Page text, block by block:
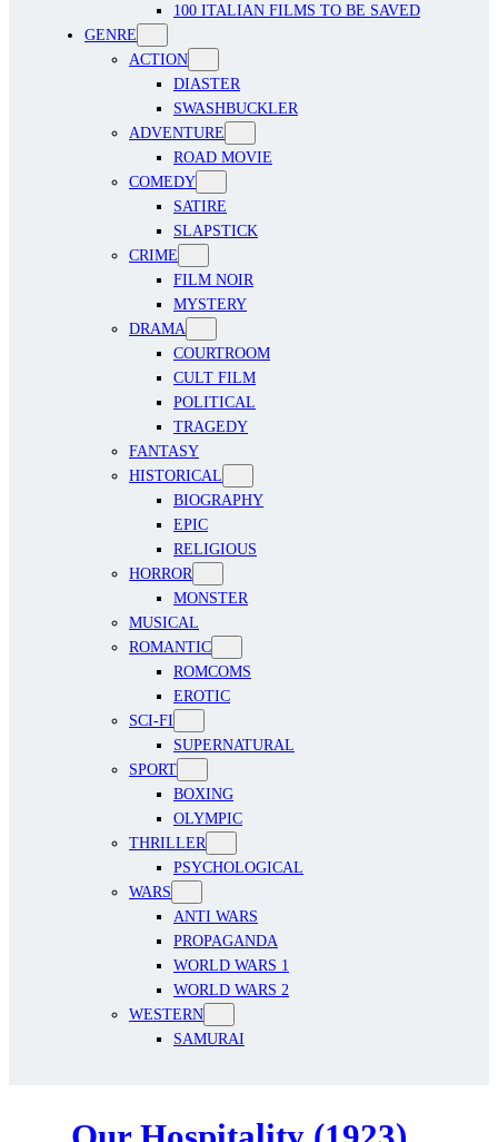
100 ITALIAN FILMS TO BE SAVED
GENRE
ACTION
DIASTER
SWASHBUCKLER
ADVENTURE
ROAD MOVIE
COMEDY
SATIRE
SLAPSTICK
CRIME
FILM NOIR
MYSTERY
DRAMA
COURTROOM
CULT FILM
POLITICAL
TRAGEDY
FANTASY
HISTORICAL
BIOGRAPHY
EPIC
RELIGIOUS
HORROR
MONSTER
MUSICAL
ROMANTIC
ROMCOMS
EROTIC
SCI-FI
SUPERNATURAL
SPORT
BOXING
OLYMPIC
THRILLER
PSYCHOLOGICAL
WARS
ANTI WARS
PROPAGANDA
WORLD WARS 1
WORLD WARS 2
WESTERN
SAMURAI